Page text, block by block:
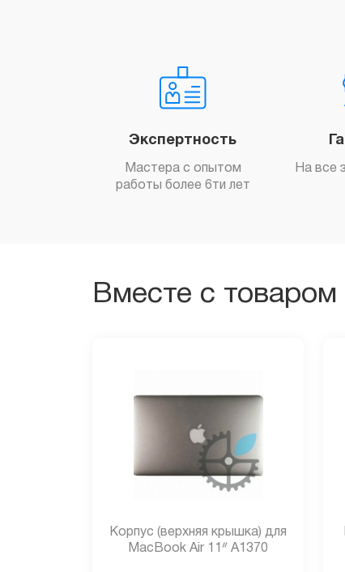
Экспертность
Мастера с опытом
работы более 6ти лет
На все
Вместе с
Корпус (верхняя крышка) для
MacBook Air 11ᐥ A1370